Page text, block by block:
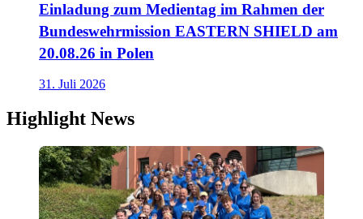
Einladung zum Medientag im Rahmen der
Bundeswehrmission EASTERN SHIELD am
20.08.26 in Polen
31. Juli 2026
Highlight News